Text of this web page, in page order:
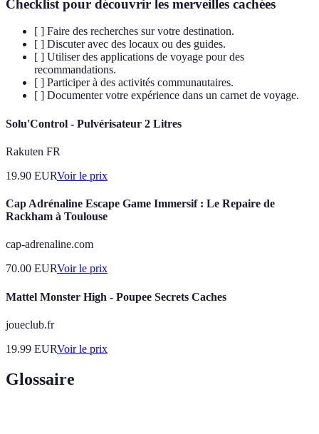
Checklist pour découvrir les merveilles cachées
[ ] Faire des recherches sur votre destination.
[ ] Discuter avec des locaux ou des guides.
[ ] Utiliser des applications de voyage pour des
recommandations.
[ ] Participer à des activités communautaires.
[ ] Documenter votre expérience dans un carnet de voyage.
Solu'Control - Pulvérisateur 2 Litres
Rakuten FR
19.90 EURVoir le prix
Cap Adrénaline Escape Game Immersif : Le Repaire de
Rackham à Toulouse
cap-adrenaline.com
70.00 EURVoir le prix
Mattel Monster High - Poupee Secrets Caches
joueclub.fr
19.99 EURVoir le prix
Glossaire